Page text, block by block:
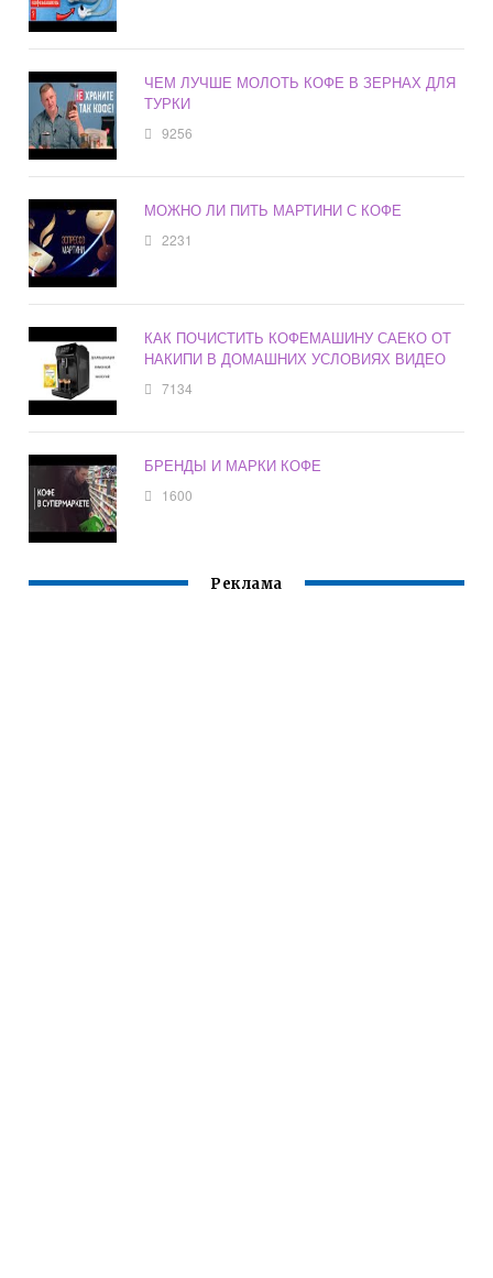
ЧЕМ ЛУЧШЕ МОЛОТЬ КОФЕ В ЗЕРНАХ ДЛЯ
ТУРКИ
9256
МОЖНО ЛИ ПИТЬ МАРТИНИ С КОФЕ
2231
КАК ПОЧИСТИТЬ КОФЕМАШИНУ САЕКО ОТ
НАКИПИ В ДОМАШНИХ УСЛОВИЯХ ВИДЕО
7134
БРЕНДЫ И МАРКИ КОФЕ
1600
Реклама